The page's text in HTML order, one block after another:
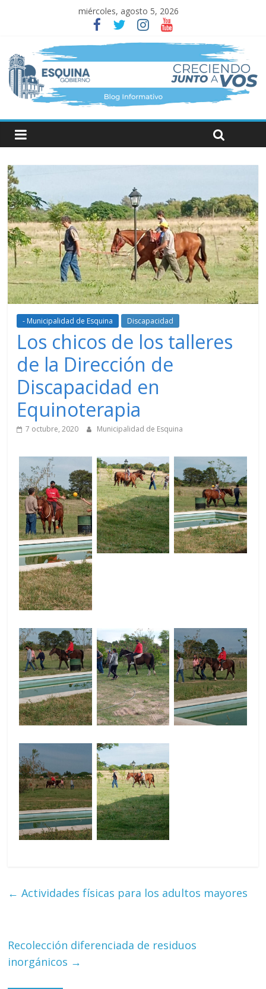
miércoles, agosto 5, 2026
- Municipalidad de Esquina Discapacidad
Los chicos de los talleres
de la Dirección de
Discapacidad en
Equinoterapia
7 octubre, 2020 Municipalidad de Esquina
← Actividades físicas para los adultos mayores
Recolección diferenciada de residuos
inorgánicos →